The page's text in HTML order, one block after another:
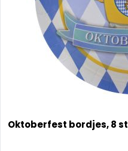
Oktoberfest bordjes, 8 st